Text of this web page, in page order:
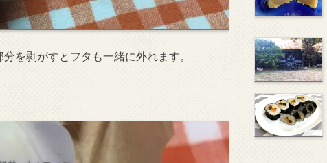
を剥がすとフタも一緒に外れます。